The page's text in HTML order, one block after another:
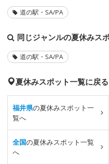
道の駅・SA/PA
同じジャンルの夏休みス
道の駅・SA/PA
夏休みスポット一覧に戻る
福井県の夏休みスポット一
覧へ
全国の夏休みスポット一覧
へ